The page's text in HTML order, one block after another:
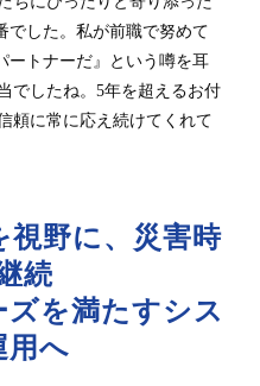
でした。私が前職で努めて
ートナーだ』という噂を耳
でしたね。5年を超えるお付
頼に常に応え続けてくれて
視野に、災害時
続
を満たすシス
用へ